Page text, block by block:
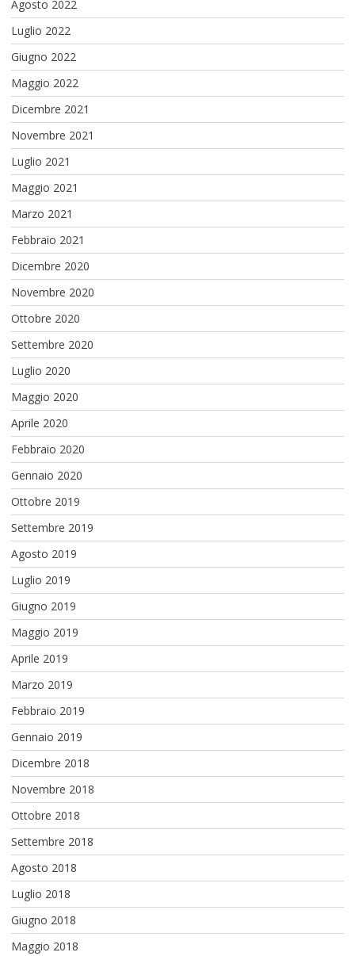
Agosto 2022
Luglio 2022
Giugno 2022
Maggio 2022
Dicembre 2021
Novembre 2021
Luglio 2021
Maggio 2021
Marzo 2021
Febbraio 2021
Dicembre 2020
Novembre 2020
Ottobre 2020
Settembre 2020
Luglio 2020
Maggio 2020
Aprile 2020
Febbraio 2020
Gennaio 2020
Ottobre 2019
Settembre 2019
Agosto 2019
Luglio 2019
Giugno 2019
Maggio 2019
Aprile 2019
Marzo 2019
Febbraio 2019
Gennaio 2019
Dicembre 2018
Novembre 2018
Ottobre 2018
Settembre 2018
Agosto 2018
Luglio 2018
Giugno 2018
Maggio 2018